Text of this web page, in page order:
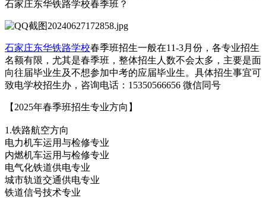
石家庄东华铁路学校春季班？
石家庄东华铁路学校春季班招生一般在11-3月份，各专业招生
名额有限，尤其是春季班，整体招生人数不会太多，主要是面
向往届毕业生及不想参加中考的应届毕业生。具体招生事宜可
致电学校招生办，咨询电话：15350566656 微信同号
【2025年春季班招生专业方向】
1.铁路航空方向
电力机车运用与检修专业
内燃机车运用与检修专业
电气化铁道供电专业
城市轨道交通供电专业
铁道信号技术专业